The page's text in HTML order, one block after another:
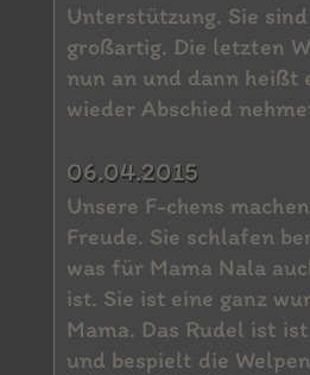
Unterstützung. Sie
großartig. Die letzten
nun an und dann heißt
wieder Abschied
06.04.2015
Unsere F-chens
Freude. Sie schlafen
was für Mama Nala
ist. Sie ist eine ganz
Mama. Das Rudel ist
und bespielt die